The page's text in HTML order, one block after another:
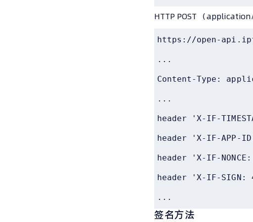
HTTP POST （
https://open-
...
Content-Type:
...
header 'X-IF-
header 'X-IF-APP-
header 'X-IF-
header 'X-IF-SIGN:
...
签名方法